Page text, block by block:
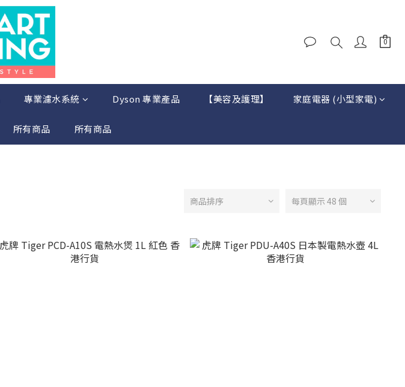
專業濾水系統 Dyson 專業產品 【美容及護理】 家庭電器 (小型家電)
所有商品 所有商品
商品排序 每頁顯示 48 個